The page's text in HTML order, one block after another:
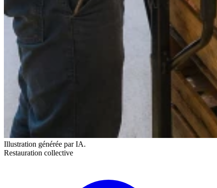
Illustration générée par IA.
Restauration collective